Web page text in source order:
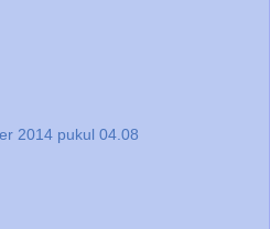
2014 pukul 04.08